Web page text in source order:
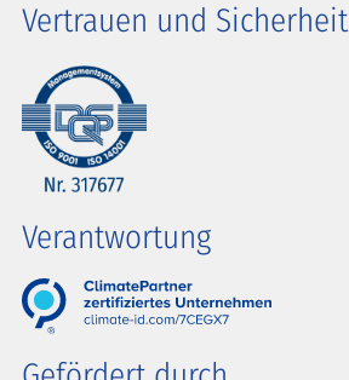
Vertrauen und Sicherheit
Verantwortung